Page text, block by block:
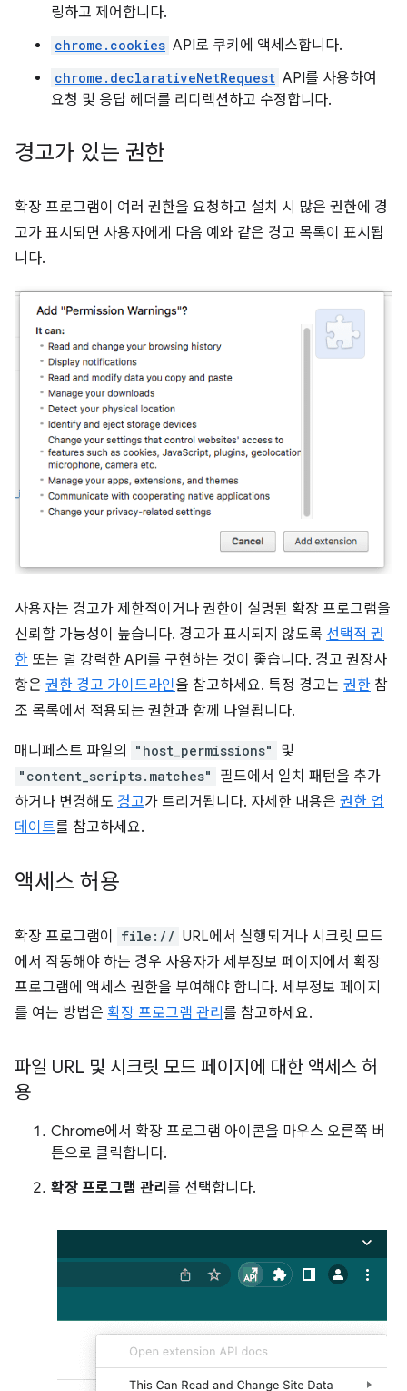
링하고 제어합니다.
chrome.cookies API로 쿠키에 액세스합니다.
chrome.declarativeNetRequest API를 사용하여
요청 및 응답 헤더를 리디렉션하고 수정합니다.
경고가 있는 권한
확장 프로그램이 여러 권한을 요청하고 설치 시 많은 권한에 경
고가 표시되면 사용자에게 다음 예와 같은 경고 목록이 표시됩
니다.
사용자는 경고가 제한적이거나 권한이 설명된 확장 프로그램을
신뢰할 가능성이 높습니다. 경고가 표시되지 않도록 선택적 권
한 또는 덜 강력한 API를 구현하는 것이 좋습니다. 경고 권장사
항은 권한 경고 가이드라인을 참고하세요. 특정 경고는 권한 참
조 목록에서 적용되는 권한과 함께 나열됩니다.
매니페스트 파일의 "host_permissions" 및
"content_scripts.matches"
필드에서 일치 패턴을 추가
하거나 변경해도 경고가 트리거됩니다. 자세한 내용은 권한 업
데이트를 참고하세요.
액세스 허용
확장 프로그램이 file:// URL에서 실행되거나 시크릿 모드
에서 작동해야 하는 경우 사용자가 세부정보 페이지에서 확장
프로그램에 액세스 권한을 부여해야 합니다. 세부정보 페이지
를 여는 방법은 확장 프로그램 관리 를 참고하세요.
파일 URL 및 시크릿 모드 페이지에 대한 액세스 허
용
Chrome에서 확장 프로그램 아이콘을 마우스 오른쪽 버
튼으로 클릭합니다.
확장 프로그램 관리 를 선택합니다.